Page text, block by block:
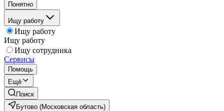
Понятно
Ищу работу
Ищу работу
Ищу работу
Ищу сотрудника
Сервисы
Помощь
Ещё
Поиск
Бутово (Московская область)